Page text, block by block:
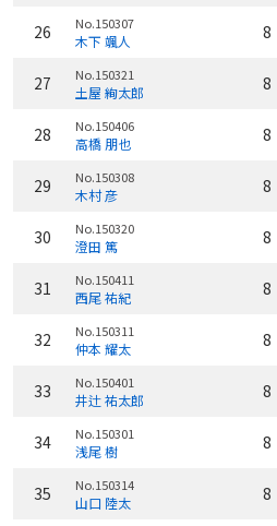
26 No.150307
木下 颯人 8
27 No.150321
土屋 絢太郎 8
28 No.150406
高橋 朋也 8
29 No.150308
木村 彦 8
30 No.150320
澄田 篤 8
31 No.150411
西尾 祐紀 8
32 No.150311
仲本 耀太 8
33 No.150401
井辻 祐太郎 8
34 No.150301
浅尾 樹 8
35 No.150314
山口 陸太 8